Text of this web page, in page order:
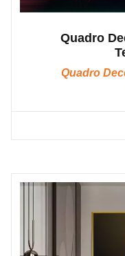
Quadro
Quadro